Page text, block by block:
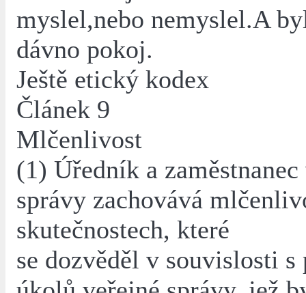
myslel,nebo nemyslel.A
dávno pokoj.
Ještě etický kodex
Článek 9
Mlčenlivost
(1) Úředník a
správy zachovává
skutečnostech, které
se dozvěděl v souvislosti s